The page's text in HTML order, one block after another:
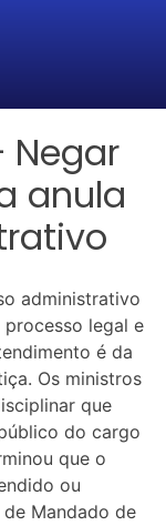
Negar
anula
administrativo
legal e
é da
Os ministros
que
do cargo
que o
ou
Mandado de